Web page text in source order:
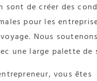
sont de créer des
pour les
Nous
une large palette de
vous êtes